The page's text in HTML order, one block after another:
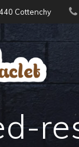
Cottenchy